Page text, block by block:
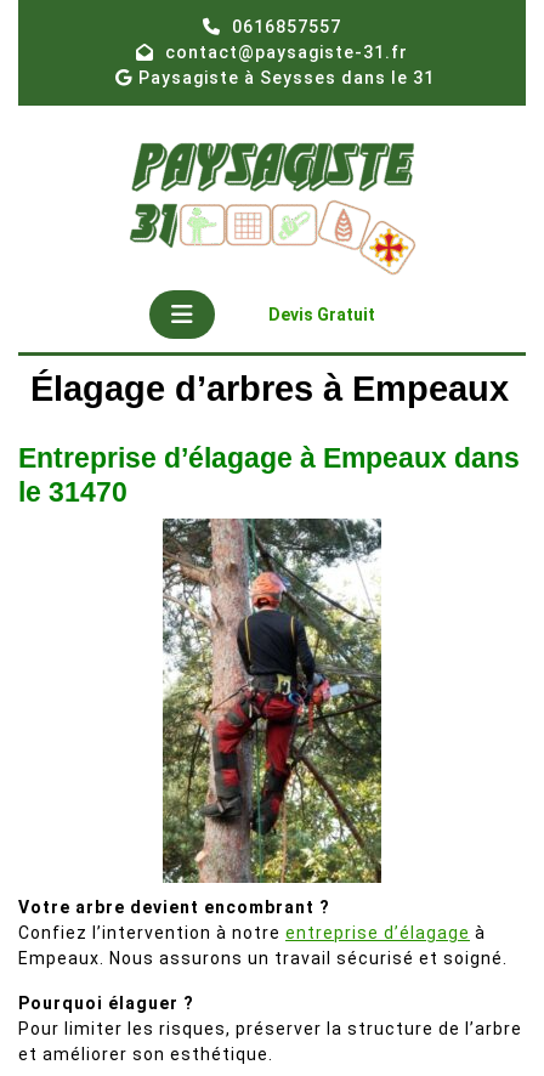
0616857557
contact@paysagiste-31.fr
Paysagiste à Seysses dans le 31
Open
Button
Devis Gratuit
Élagage d’arbres à Empeaux
Entreprise d’élagage à Empeaux dans
le 31470
Votre arbre devient encombrant ?
Confiez l’intervention à notre entreprise d’élagage à
Empeaux. Nous assurons un travail sécurisé et soigné.
Pourquoi élaguer ?
Pour limiter les risques, préserver la structure de l’arbre
et améliorer son esthétique.